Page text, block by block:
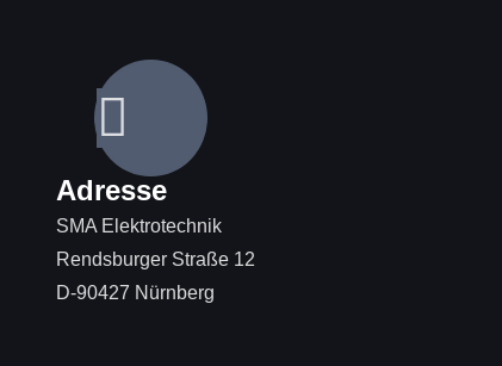
Adresse
SMA Elektrotechnik
Rendsburger Straße 12
D-90427 Nürnberg